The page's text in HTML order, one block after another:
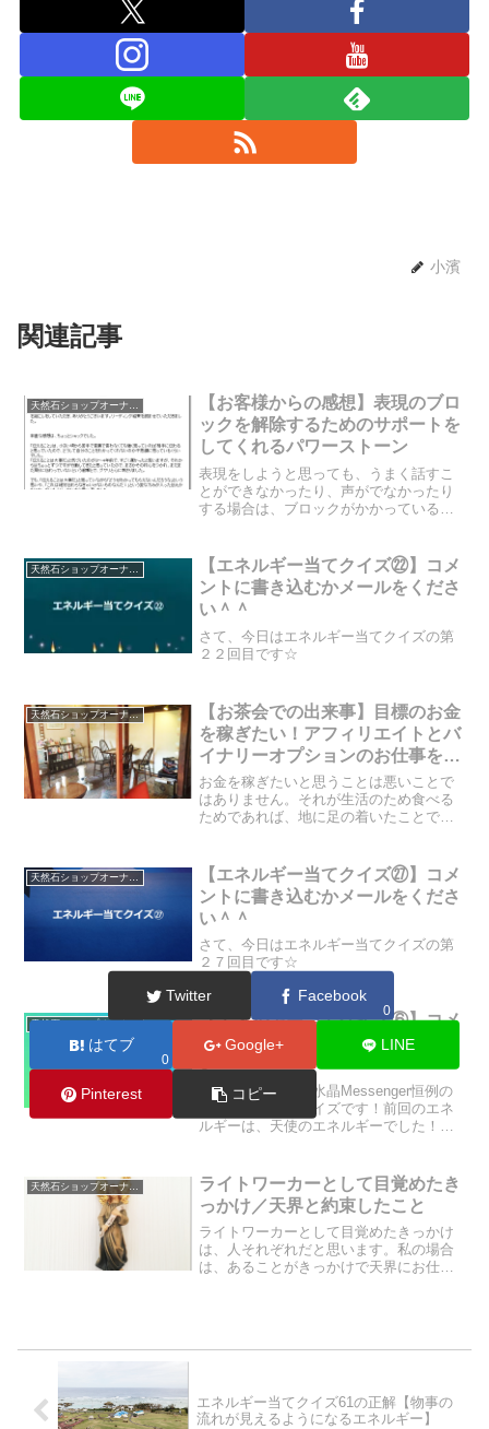
小濱
関連記事
天然石ショップオーナーのブログ
【お客様からの感想】表現のブロ
ックを解除するためのサポートを
してくれるパワーストーン
表現をしようと思っても、うまく話すこ
とができなかったり、声がでなかったり
する場合は、ブロックがかかっている場
ができない」というブロックです。今回
のお客様をサポートしてく...
【エネルギー当てクイズ㉒】コメ
ントに書き込むかメールをくださ
い＾＾
さて、今日はエネルギー当てクイズの第
２２回目です☆
天然石ショップオーナーのブログ
【お茶会での出来事】目標のお金
を稼ぎたい！アフィリエイトとバ
イナリーオプションのお仕事をし
ているお客様
お金を稼ぎたいと思うことは悪いことで
はありません。それが生活のため食べる
ためであれば、地に足の着いたことであ
自身にとって、どうしてもやりたいこと
があり「その目標のために...
天然石ショップオーナーのブログ
【エネルギー当てクイズ㉗】コメ
ントに書き込むかメールをくださ
い＾＾
さて、今日はエネルギー当てクイズの第
２７回目です☆
天然石ショップオーナーのブログ
【エネルギー当てクイズ⑥】コメ
ントに書き込むかメールをくださ
い＾＾
今日は、ヒマラヤ水晶Messenger恒例の
エネルギー当てクイズです！前回のエネ
ルギーは、天使のエネルギーでした！ざ
ライトワーカーとして目覚めたき
っかけ／天界と約束したこと
ライトワーカーとして目覚めたきっかけ
は、人それぞれだと思います。私の場合
は、あることがきっかけで天界にお仕事
エネルギー当てクイズ61の正解【物事の
流れが見えるようになるエネルギー】
Twitter Facebook
0
はてブ
0
Google+ LINE
Pinterest コピー